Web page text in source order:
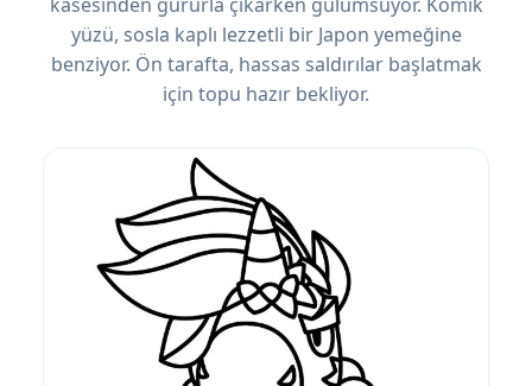
yüzü, sosla kaplı lezzetli bir Japon yemeğine
benziyor. Ön tarafta, hassas saldırılar başlatmak
için topu hazır bekliyor.